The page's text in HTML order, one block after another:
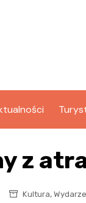
z
Kultura,